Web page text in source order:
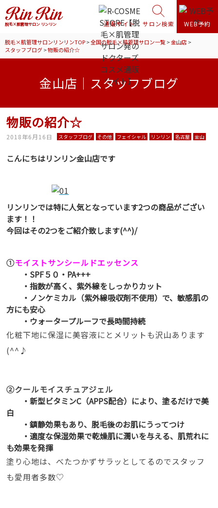
脱毛×肌管理サロン リンリン 通販サイト サロン検索 WEB予約
脱毛×肌管理サロンリンリンTOP>全国の脱毛×肌管理サロン一覧>金山店>
スタッフブログ>物販の紹介☆
金山店｜スタッフブログ
物販の紹介☆
2018年6月16日 スタッフブログ その他 フェイシャル リンリン 名古屋 金山
こんにちはリンリン金山店です
リンリンでは特に人気となっています2つの商品がござい
ます！！
今回はその2つをご紹介致します(^^)/
①モイストサンシールドエッセンス
・SPF５０・PA+++
・指数が高く、紫外線をしっかりカット
・ノンケミカル（紫外線吸収剤不使用）で、敏感肌の
方にも安心
・ウォータープルーフで長時間持続
化粧下地に保湿に美容液にとメリットも沢山あります
(^^♪
②クールモイスチュアジェル
・新型ビタミンC（APPS配合）により、塗るだけで美
白
・鎮静効果もあり、脱毛後のお肌にうってつけ
・適度な保湿効果で乾燥肌に潤いを与える、肌荒れに
も効果を発揮
塗り心地は、べたつかずサラッとしてるのでスタッフ
も愛用者多数♡